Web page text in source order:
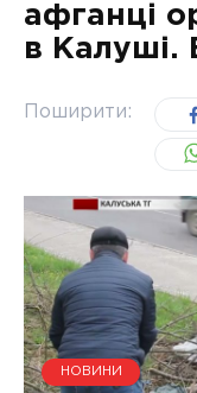
афганці
в Калуші.
Поширити:
НОВИНИ